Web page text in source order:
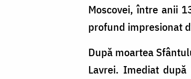
Moscovei, între anii
profund impresionat
După moartea
Lavrei. Imediat